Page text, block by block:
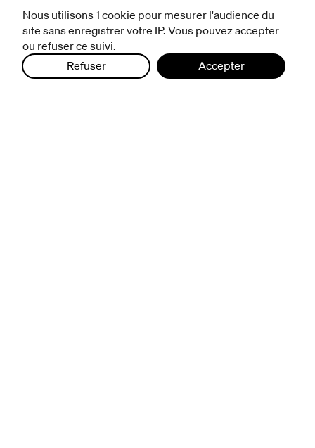
infos pratiques
billetterie
nous suivre
Nous utilisons 1 cookie pour mesurer l'audience du
site sans enregistrer votre IP. Vous pouvez accepter
ou refuser ce suivi.
Refuser
Accepter